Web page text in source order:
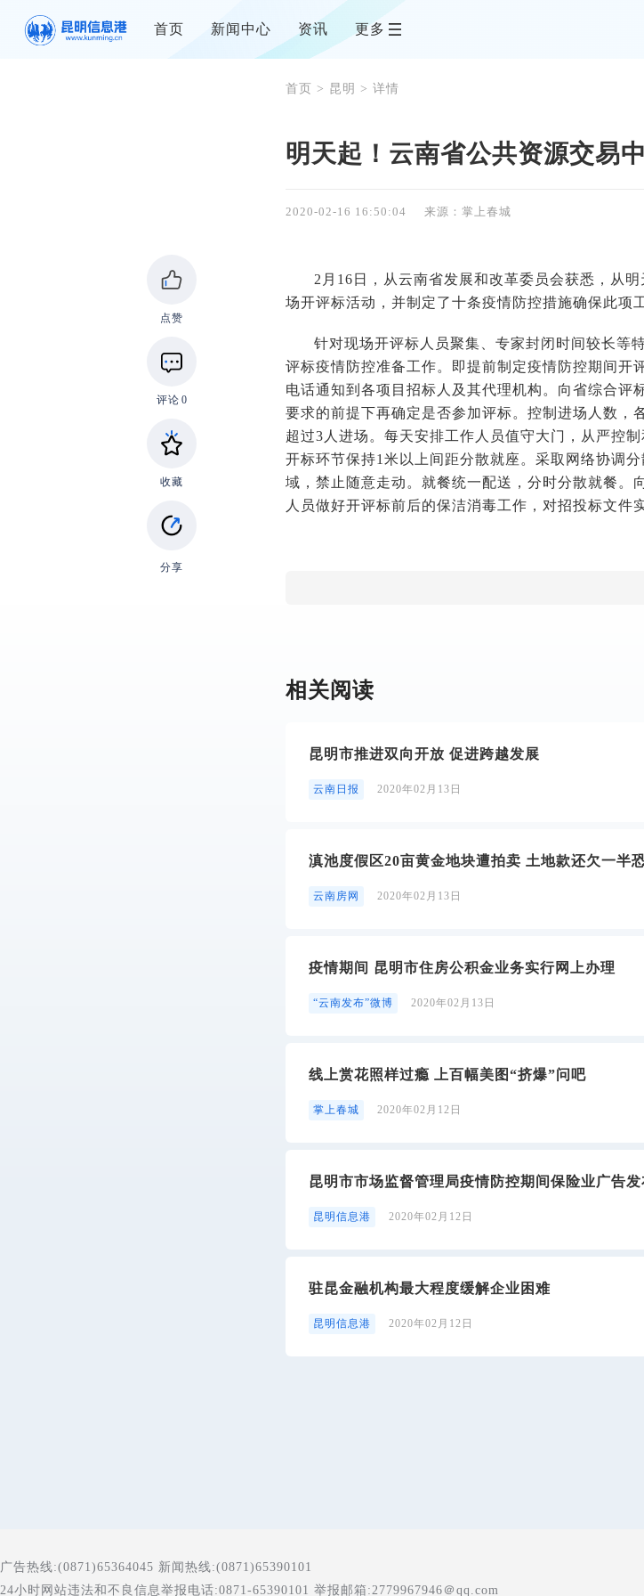
首页 新闻中心 资讯 更多
点赞
评论 0
收藏
分享
首页 > 昆明 > 详情
明天起！云南省公共资源交易
2020-02-16 16:50:04 来源：掌上春城
2月16日，从云南省发展和改革委员会获悉，从
场开评标活动，并制定了十条疫情防控措施确保此项
针对现场开评标人员聚集、专家封闭时间较长等
评标疫情防控准备工作。即提前制定疫情防控期间开
电话通知到各项目招标人及其代理机构。向省综合评
要求的前提下再确定是否参加评标。控制进场人数，
超过3人进场。每天安排工作人员值守大门，从严控
开标环节保持1米以上间距分散就座。采取网络协调
域，禁止随意走动。就餐统一配送，分时分散就餐。
人员做好开评标前后的保洁消毒工作，对招投标文件
相关阅读
昆明市推进双向开放 促进跨越发展
云南日报 2020年02月13日
滇池度假区20亩黄金地块遭拍卖 土地款还欠一半
云南房网 2020年02月13日
疫情期间 昆明市住房公积金业务实行网上办理
“云南发布”微博 2020年02月13日
线上赏花照样过瘾 上百幅美图“挤爆”问吧
掌上春城 2020年02月12日
昆明市市场监督管理局疫情防控期间保险业广告
昆明信息港 2020年02月12日
驻昆金融机构最大程度缓解企业困难
昆明信息港 2020年02月12日
广告热线:(0871)65364045 新闻热线:(0871)65390101
24小时网站违法和不良信息举报电话:0871-65390101 举报邮箱:2779967946＠qq.com